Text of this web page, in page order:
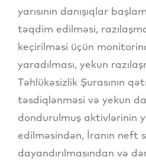
yarısının danışıqlar
təqdim edilməsi,
keçirilməsi üçün
yaradılması, yekun
Təhlükəsizlik Şurasının
təsdiqlənməsi və yekun
dondurulmuş aktivlərinin
edilməsindən, İranın neft
dayandırılmasından və